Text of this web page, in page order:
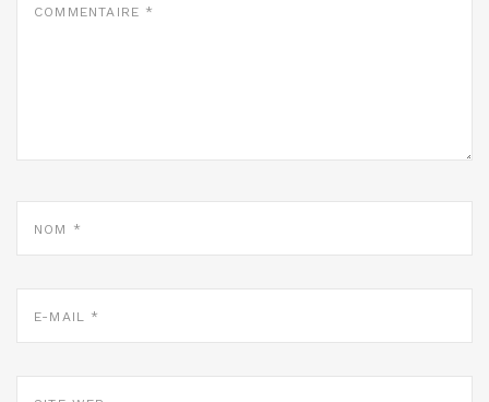
MAIL
WEB